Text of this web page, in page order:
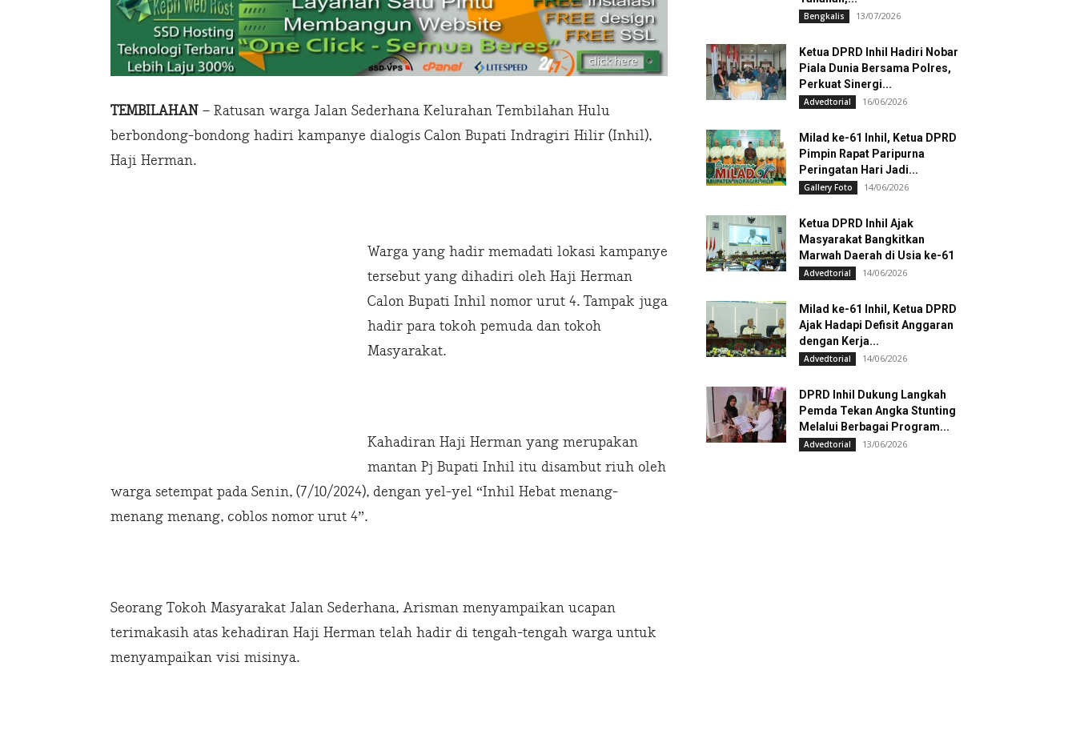
TEMBILAHAN – Ratusan warga Jalan Sederhana Kelurahan Tembilahan Hulu
berbondong-bondong hadiri kampanye dialogis Calon Bupati Indragiri Hilir (Inhil),
Haji Herman.
Warga yang hadir memadati lokasi kampanye
tersebut yang dihadiri oleh Haji Herman
Calon Bupati Inhil nomor urut 4. Tampak juga
hadir para tokoh pemuda dan tokoh
Masyarakat.
Kahadiran Haji Herman yang merupakan
mantan Pj Bupati Inhil itu disambut riuh oleh
warga setempat pada Senin, (7/10/2024), dengan yel-yel “Inhil Hebat menang-
menang menang, coblos nomor urut 4”.
Seorang Tokoh Masyarakat Jalan Sederhana, Arisman menyampaikan ucapan
terimakasih atas kehadiran Haji Herman telah hadir di tengah-tengah warga untuk
menyampaikan visi misinya.
Bengkalis 13/07/2026
Ketua DPRD Inhil Hadiri Nobar
Piala Dunia Bersama Polres,
Perkuat Sinergi...
Advedtorial 16/06/2026
Milad ke-61 Inhil, Ketua DPRD
Pimpin Rapat Paripurna
Peringatan Hari Jadi...
Gallery Foto 14/06/2026
Ketua DPRD Inhil Ajak
Masyarakat Bangkitkan
Marwah Daerah di Usia ke-61
Advedtorial 14/06/2026
Milad ke-61 Inhil, Ketua DPRD
Ajak Hadapi Defisit Anggaran
dengan Kerja...
Advedtorial 14/06/2026
DPRD Inhil Dukung Langkah
Pemda Tekan Angka Stunting
Melalui Berbagai Program...
Advedtorial 13/06/2026